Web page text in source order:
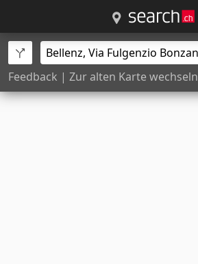
Feedback | Zur alten Karte wechseln